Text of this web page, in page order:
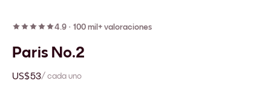
4.9 · 100 mil+ valoraciones
Paris No.2
US$53/ cada uno